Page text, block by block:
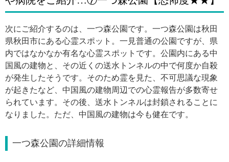
次にご紹介するのは、一つ森公園です。一つ森公園は秋田
県秋田市にある心霊スポット。一見普通の公園ですが、県
内ではなかなか有名な心霊スポットです。公園内にある中
国風の建物と、その近くの送水トンネルの中で何度か自殺
が発生したそうです。そのため霊を見た、不可思議な現象
が起きたなど、中国風の建物周辺での心霊報告が多数寄せ
られています。その後、送水トンネルは封鎖されることに
なりました。ただ、中国風の建物は今も健在です。
一つ森公園の詳細情報